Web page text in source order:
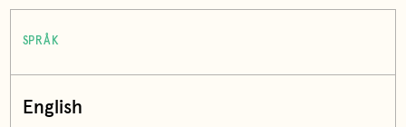
SPRÅK
English